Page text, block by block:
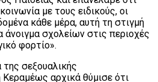
με τους ειδικούς, οι
κάθε μέρα, αυτή τη στιγμή
άνοιγμα σχολείων στις περιοχές
φορτίο».
σεξουαλικής
αρχικά θύμισε ότι